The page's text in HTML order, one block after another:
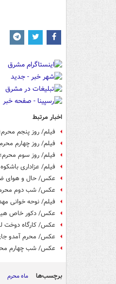
اخبار مرتبط
فیلم/ روز پنجم
فیلم/ روز چهارم
فیلم/ روز سوم
فیلم/ عزاداری
عکس/ حال و هوای
عکس/ شب دوم محرم
فیلم/ نوحه خوانی
عکس/ دکور خاص
عکس/ کارگاه دوخت
عکس/ محرم آمدو
عکس/ شب چهارم
برچسب‌ها ماه محرم